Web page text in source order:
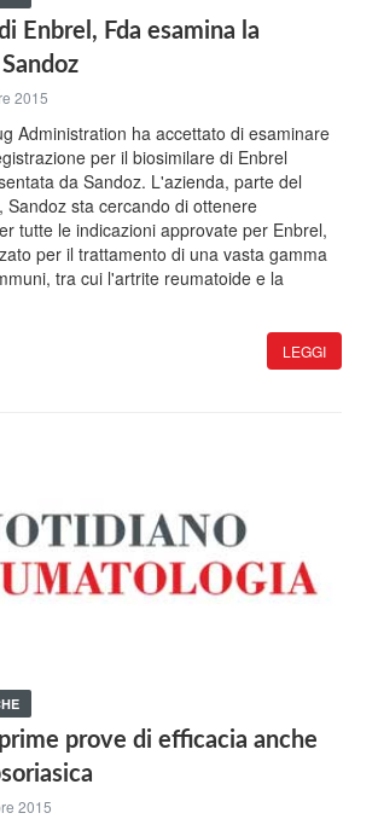
Enbrel, Fda esamina la
2015
Administration ha accettato di esaminare
per il biosimilare di Enbrel
da Sandoz. L'azienda, parte del
Sandoz sta cercando di ottenere
tutte le indicazioni approvate per Enbrel,
per il trattamento di una vasta gamma
tra cui l'artrite reumatoide e la
LEGGI
prove di efficacia anche
2015